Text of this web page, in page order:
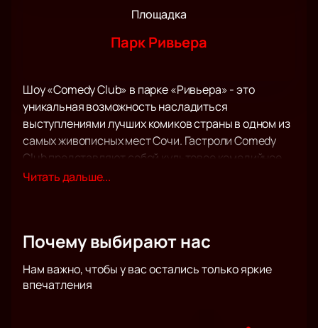
Площадка
Парк Ривьера
Шоу «Comedy Club» в парке «Ривьера» - это
уникальная возможность насладиться
выступлениями лучших комиков страны в одном из
самых живописных мест Сочи. Гастроли Comedy
Club представляют собой культовое комедийное
шоу, которое зарекомендовало себя как эпический
положительные эмоции.
артисты: Роман Сафонов, Антон Иванов, Екатерина
Шкуро и Константин Бутусов. Эти талантливые
Читать дальше...
Почему выбирают нас
Нам важно, чтобы у вас остались только яркие
впечатления